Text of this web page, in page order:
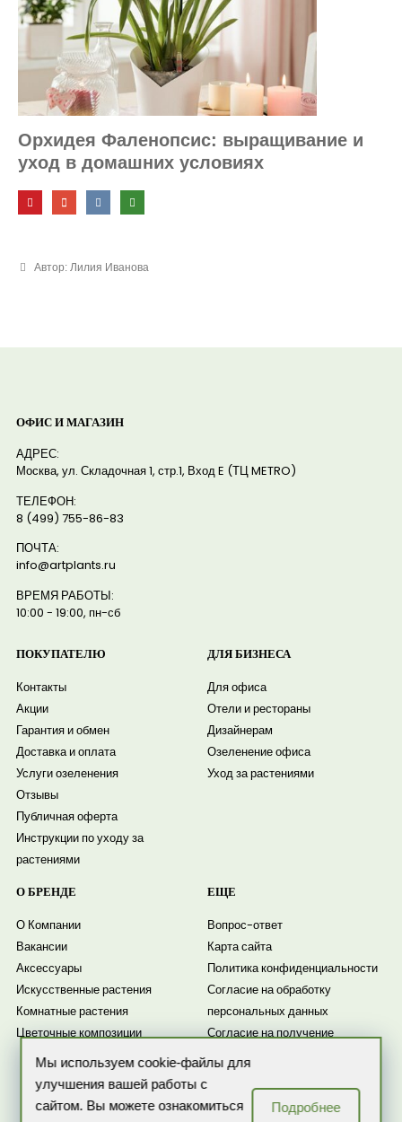
Орхидея Фаленопсис: выращивание и
уход в домашних условиях
Автор: Лилия Иванова
ОФИС И МАГАЗИН
АДРЕС:
Москва, ул. Складочная 1, стр.1, Вход E (ТЦ METRO)
ТЕЛЕФОН:
8 (499) 755-86-83
ПОЧТА:
info@artplants.ru
ВРЕМЯ РАБОТЫ:
10:00 - 19:00, пн-сб
ПОКУПАТЕЛЮ
Контакты
Акции
Гарантия и обмен
Доставка и оплата
Услуги озеленения
Отзывы
Публичная оферта
Инструкции по уходу за
растениями
ДЛЯ БИЗНЕСА
Для офиса
Отели и рестораны
Дизайнерам
Озеленение офиса
Уход за растениями
О БРЕНДЕ
О Компании
Вакансии
Аксессуары
Искусственные растения
Комнатные растения
Цветочные композиции
ЕЩЕ
Вопрос-ответ
Карта сайта
Политика конфиденциальности
Согласие на обработку
персональных данных
Согласие на получение
Новости
Мы используем cookie-файлы для
улучшения вашей работы с
сайтом. Вы можете ознакомиться
Подробнее